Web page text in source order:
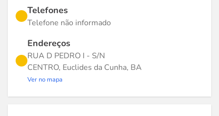
Telefones
Telefone não informado
Endereços
RUA D PEDRO I - S/N
CENTRO, Euclides da Cunha, BA
Ver no mapa